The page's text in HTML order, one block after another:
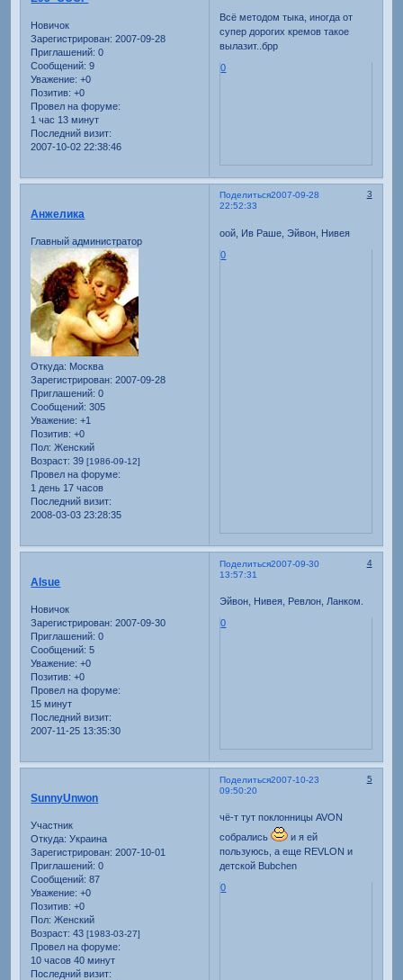
Новичок
Зарегистрирован: 2007-09-28
Приглашений: 0
Сообщений: 9
Уважение: +0
Позитив: +0
Провел на форуме:
1 час 13 минут
Последний визит:
2007-10-02 22:38:46
Всё методом тыка, иногда от
супер дорогих кремов такое
вылазит..брр
0
Поделиться 3
2007-09-28
22:52:33
Анжелика
Главный администратор
Откуда: Москва
Зарегистрирован: 2007-09-28
Приглашений: 0
Сообщений: 305
Уважение: +1
Позитив: +0
Пол: Женский
Возраст: 39[1986-09-12]
Провел на форуме:
1 день 17 часов
Последний визит:
2008-03-03 23:28:35
оой, Ив Раше, Эйвон, Нивея
0
Поделиться 4
2007-09-30
13:57:31
Alsue
Новичок
Зарегистрирован: 2007-09-30
Приглашений: 0
Сообщений: 5
Уважение: +0
Позитив: +0
Провел на форуме:
15 минут
Последний визит:
2007-11-25 13:35:30
Эйвон, Нивея, Ревлон, Ланком.
0
Поделиться 5
2007-10-23
09:50:20
SunnyUnwon
Участник
Откуда: Украина
Зарегистрирован: 2007-10-01
Приглашений: 0
Сообщений: 87
Уважение: +0
Позитив: +0
Пол: Женский
Возраст: 43[1983-03-27]
Провел на форуме:
10 часов 40 минут
Последний визит:
чё-т тут поклонницы AVON
собрались
и я ей
пользуюсь, а еще REVLON и
детской Bubchen
0